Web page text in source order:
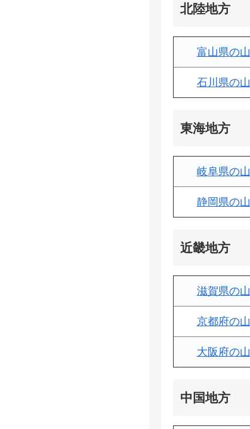
北陸地方
富山県の山
石川県の山
東海地方
岐阜県の山
静岡県の山
近畿地方
滋賀県の山
京都府の山
大阪府の山
中国地方